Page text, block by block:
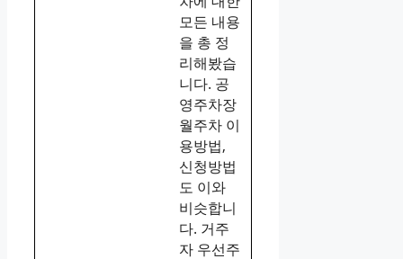
모든 내용
을 총 정
리해봤습
니다. 공
영주차장
월주차 이
용방법,
신청방법
도 이와
비슷합니
다. 거주
자 우선주